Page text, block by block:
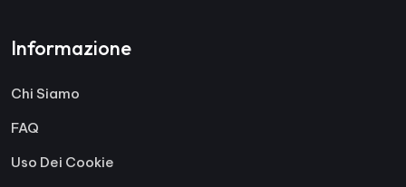
Informazione
Chi Siamo
FAQ
Uso Dei Cookie